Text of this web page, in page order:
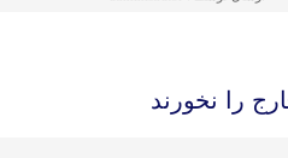
را نخورند